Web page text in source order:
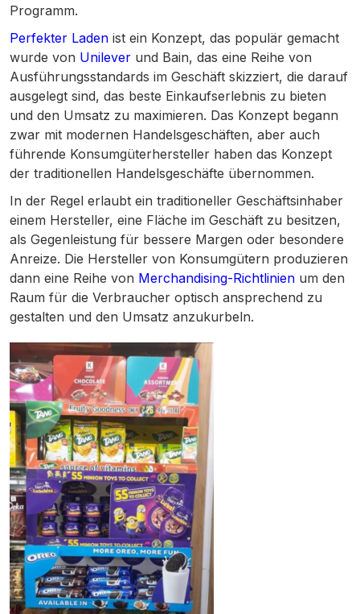
Programm.
Perfekter Laden ist ein Konzept, das populär gemacht
wurde von Unilever und Bain, das eine Reihe von
Ausführungsstandards im Geschäft skizziert, die darauf
ausgelegt sind, das beste Einkaufserlebnis zu bieten
und den Umsatz zu maximieren. Das Konzept begann
zwar mit modernen Handelsgeschäften, aber auch
führende Konsumgüterhersteller haben das Konzept
der traditionellen Handelsgeschäfte übernommen.
In der Regel erlaubt ein traditioneller Geschäftsinhaber
einem Hersteller, eine Fläche im Geschäft zu besitzen,
als Gegenleistung für bessere Margen oder besondere
Anreize. Die Hersteller von Konsumgütern produzieren
dann eine Reihe von Merchandising-Richtlinien um den
Raum für die Verbraucher optisch ansprechend zu
gestalten und den Umsatz anzukurbeln.